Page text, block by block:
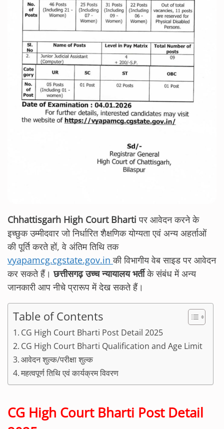
Chhattisgarh High Court Bharti पर आवेदन करने के
इच्‍छुक उम्‍मीदवार जो निर्धारित शैक्षणिक योग्‍यता एवं अन्‍य अहर्ताओं
की पूर्ति करते हों, वे अंतिम तिथि तक
vyapamcg.cgstate.gov.inकी विभागीय वेब साइड पर आवेदन
कर सकते हैं।छत्तीसगढ़ उच्च न्यायालय भर्तीके संबंध में अन्‍य
जानकारी आप नीचे प्रारूप में देख सकते हैं।
Table of Contents
CG High Court Bharti Post Detail 2025
CG High Court Bharti Qualification and Age Limit
आवेदन शुल्क/परीक्षा शुल्क
महत्‍वपूर्ण तिथि एवं कार्यक्रम विवरण
CG High Court Bharti Post Detail